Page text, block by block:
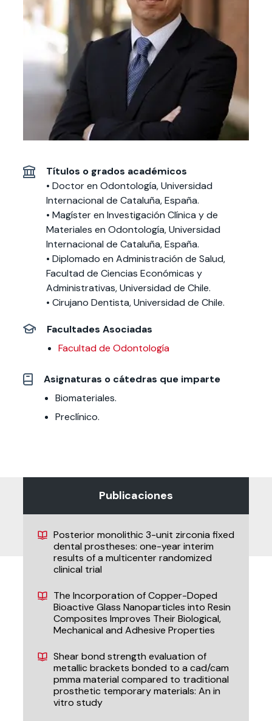
Especialidades y
estadías
Te puede
interesar:
International
students
Facultades
interesar:
2025
vinculación con la
sociedad
Extensión Cultural
Te puede interesar: Filantropía y Donaciones
Servicios y apoyos
Te puede
interesar:
Explora el campus
Noticias
Títulos o grados académicos
• Doctor en Odontología, Universidad
Internacional de Cataluña, España.
• Magíster en Investigación Clínica y de
Materiales en Odontología, Universidad
Internacional de Cataluña, España.
• Diplomado en Administración de Salud,
Facultad de Ciencias Económicas y
Administrativas, Universidad de Chile.
• Cirujano Dentista, Universidad de Chile.
Facultades Asociadas
Facultad de Odontología
Asignaturas o cátedras que imparte
Biomateriales.
Preclínico.
Publicaciones
Posterior monolithic 3-unit zirconia fixed
dental prostheses: one-year interim
results of a multicenter randomized
clinical trial
The Incorporation of Copper-Doped
Bioactive Glass Nanoparticles into Resin
Composites Improves Their Biological,
Mechanical and Adhesive Properties
Shear bond strength evaluation of
metallic brackets bonded to a cad/cam
pmma material compared to traditional
prosthetic temporary materials: An in
vitro study